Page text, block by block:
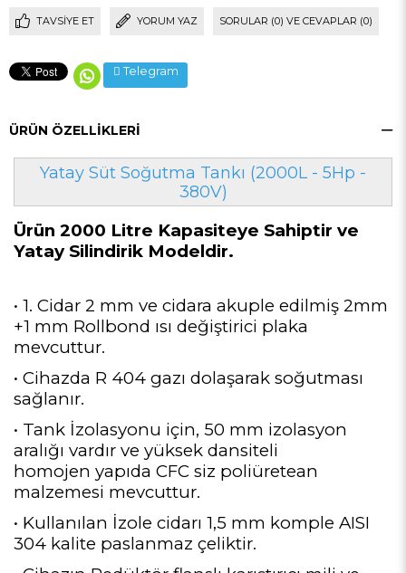
TAVSIYE ET YORUM YAZ SORULAR (0) VE CEVAPLAR (0)
Telegram
ÜRÜN ÖZELLIKLERI
Yatay Süt Soğutma Tankı (2000L - 5Hp -
380V)
Ürün 2000 Litre Kapasiteye Sahiptir ve
Yatay Silindirik Modeldir.
• 1. Cidar 2 mm ve cidara akuple edilmiş 2mm
+1 mm Rollbond ısı değiştirici plaka
mevcuttur.
• Cihazda R 404 gazı dolaşarak soğutması
sağlanır.
• Tank İzolasyonu için, 50 mm izolasyon
aralığı vardır ve yüksek dansiteli
homojen yapıda CFC siz poliüretean
malzemesi mevcuttur.
• Kullanılan İzole cidarı 1,5 mm komple AISI
304 kalite paslanmaz çeliktir.